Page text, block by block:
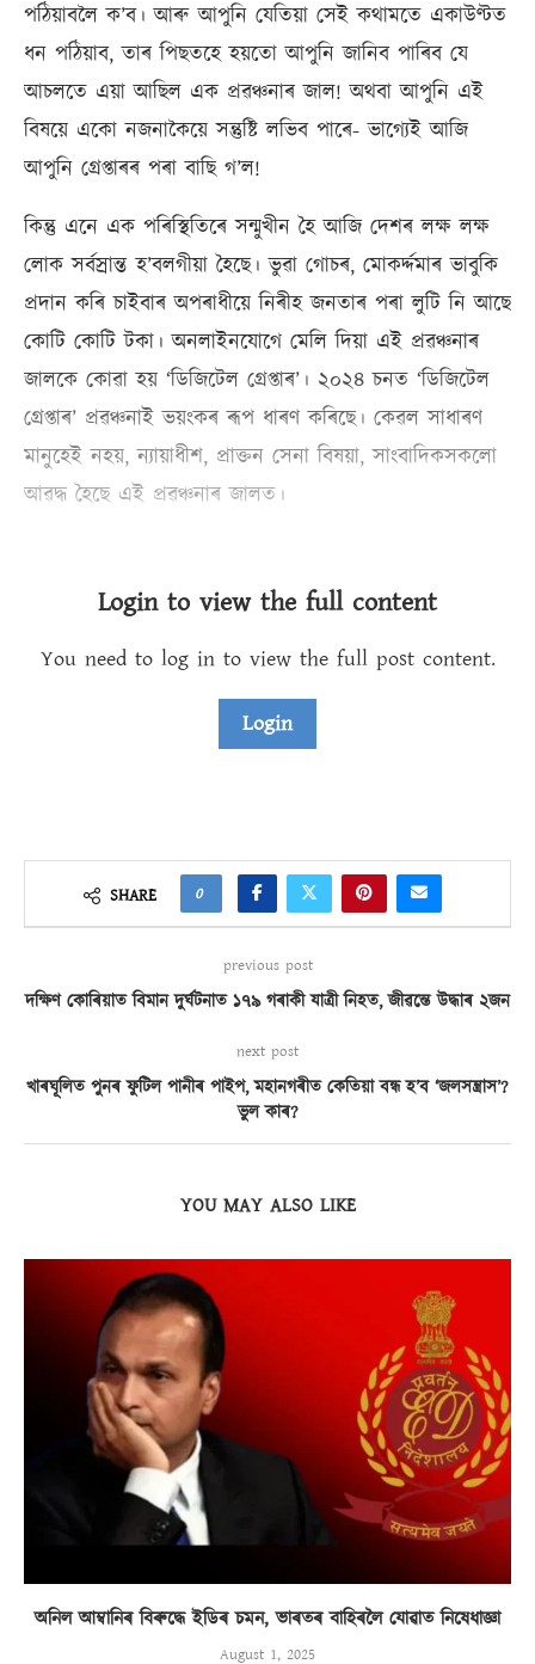
পঠিয়াবলৈ ক’ব। আৰু আপুনি যেতিয়া সেই কথামতে একাউণ্টত
ধন পঠিয়াব, তাৰ পিছতহে হয়তো আপুনি জানিব পাৰিব যে
আচলতে এয়া আছিল এক প্ৰৱঞ্চনাৰ জাল! অথবা আপুনি এই
বিষয়ে একো নজনাকৈয়ে সন্তুষ্টি লভিব পাৰে- ভাগ্যেই আজি
আপুনি গ্ৰেপ্তাৰৰ পৰা বাছি গ’ল!
কিন্তু এনে এক পৰিস্থিতিৰে সন্মুখীন হৈ আজি দেশৰ লক্ষ লক্ষ
লোক সৰ্বস্ৰান্ত হ’বলগীয়া হৈছে। ভুৱা গোচৰ, মোকৰ্দ্দমাৰ ভাবুকি
প্ৰদান কৰি চাইবাৰ অপৰাধীয়ে নিৰীহ জনতাৰ পৰা লুটি নি আছে
কোটি কোটি টকা। অনলাইনযোগে মেলি দিয়া এই প্ৰৱঞ্চনাৰ
জালকে কোৱা হয় ‘ডিজিটেল গ্ৰেপ্তাৰ’। ২০২৪ চনত ‘ডিজিটেল
গ্ৰেপ্তাৰ’ প্ৰৱঞ্চনাই ভয়ংকৰ ৰূপ ধাৰণ কৰিছে। কেৱল সাধাৰণ
মানুহেই নহয়, ন্যায়াধীশ, প্ৰাক্তন সেনা বিষয়া, সাংবাদিকসকলো
আৱদ্ধ হৈছে এই প্ৰৱঞ্চনাৰ জালত।
Login to view the full content
You need to log in to view the full post content.
Login
SHARE 0
previous post
দক্ষিণ কোৰিয়াত বিমান দুৰ্ঘটনাত ১৭৯ গৰাকী যাত্ৰী নিহত, জীৱন্তে উদ্ধাৰ ২জন
next post
খাৰঘূলিত পুনৰ ফুটিল পানীৰ পাইপ, মহানগৰীত কেতিয়া বন্ধ হ’ব ‘জলসন্ত্ৰাস’?
ভুল কাৰ?
YOU MAY ALSO LIKE
অনিল আম্বানিৰ বিৰুদ্ধে ইডিৰ চমন, ভাৰতৰ বাহিৰলৈ যোৱাত নিষেধাজ্ঞা
August 1, 2025